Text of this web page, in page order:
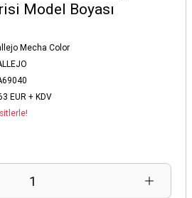
Model Boyası
Mecha Color
EUR + KDV